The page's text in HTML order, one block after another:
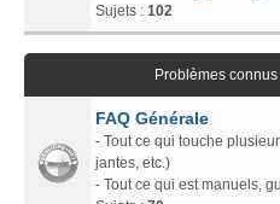
Sujets : 102
Problèmes
FAQ Générale
- Tout ce qui touche
jantes, etc.)
- Tout ce qui est manuels,